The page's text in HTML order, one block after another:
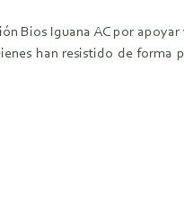
Iguana AC por apoyar
han resistido de forma